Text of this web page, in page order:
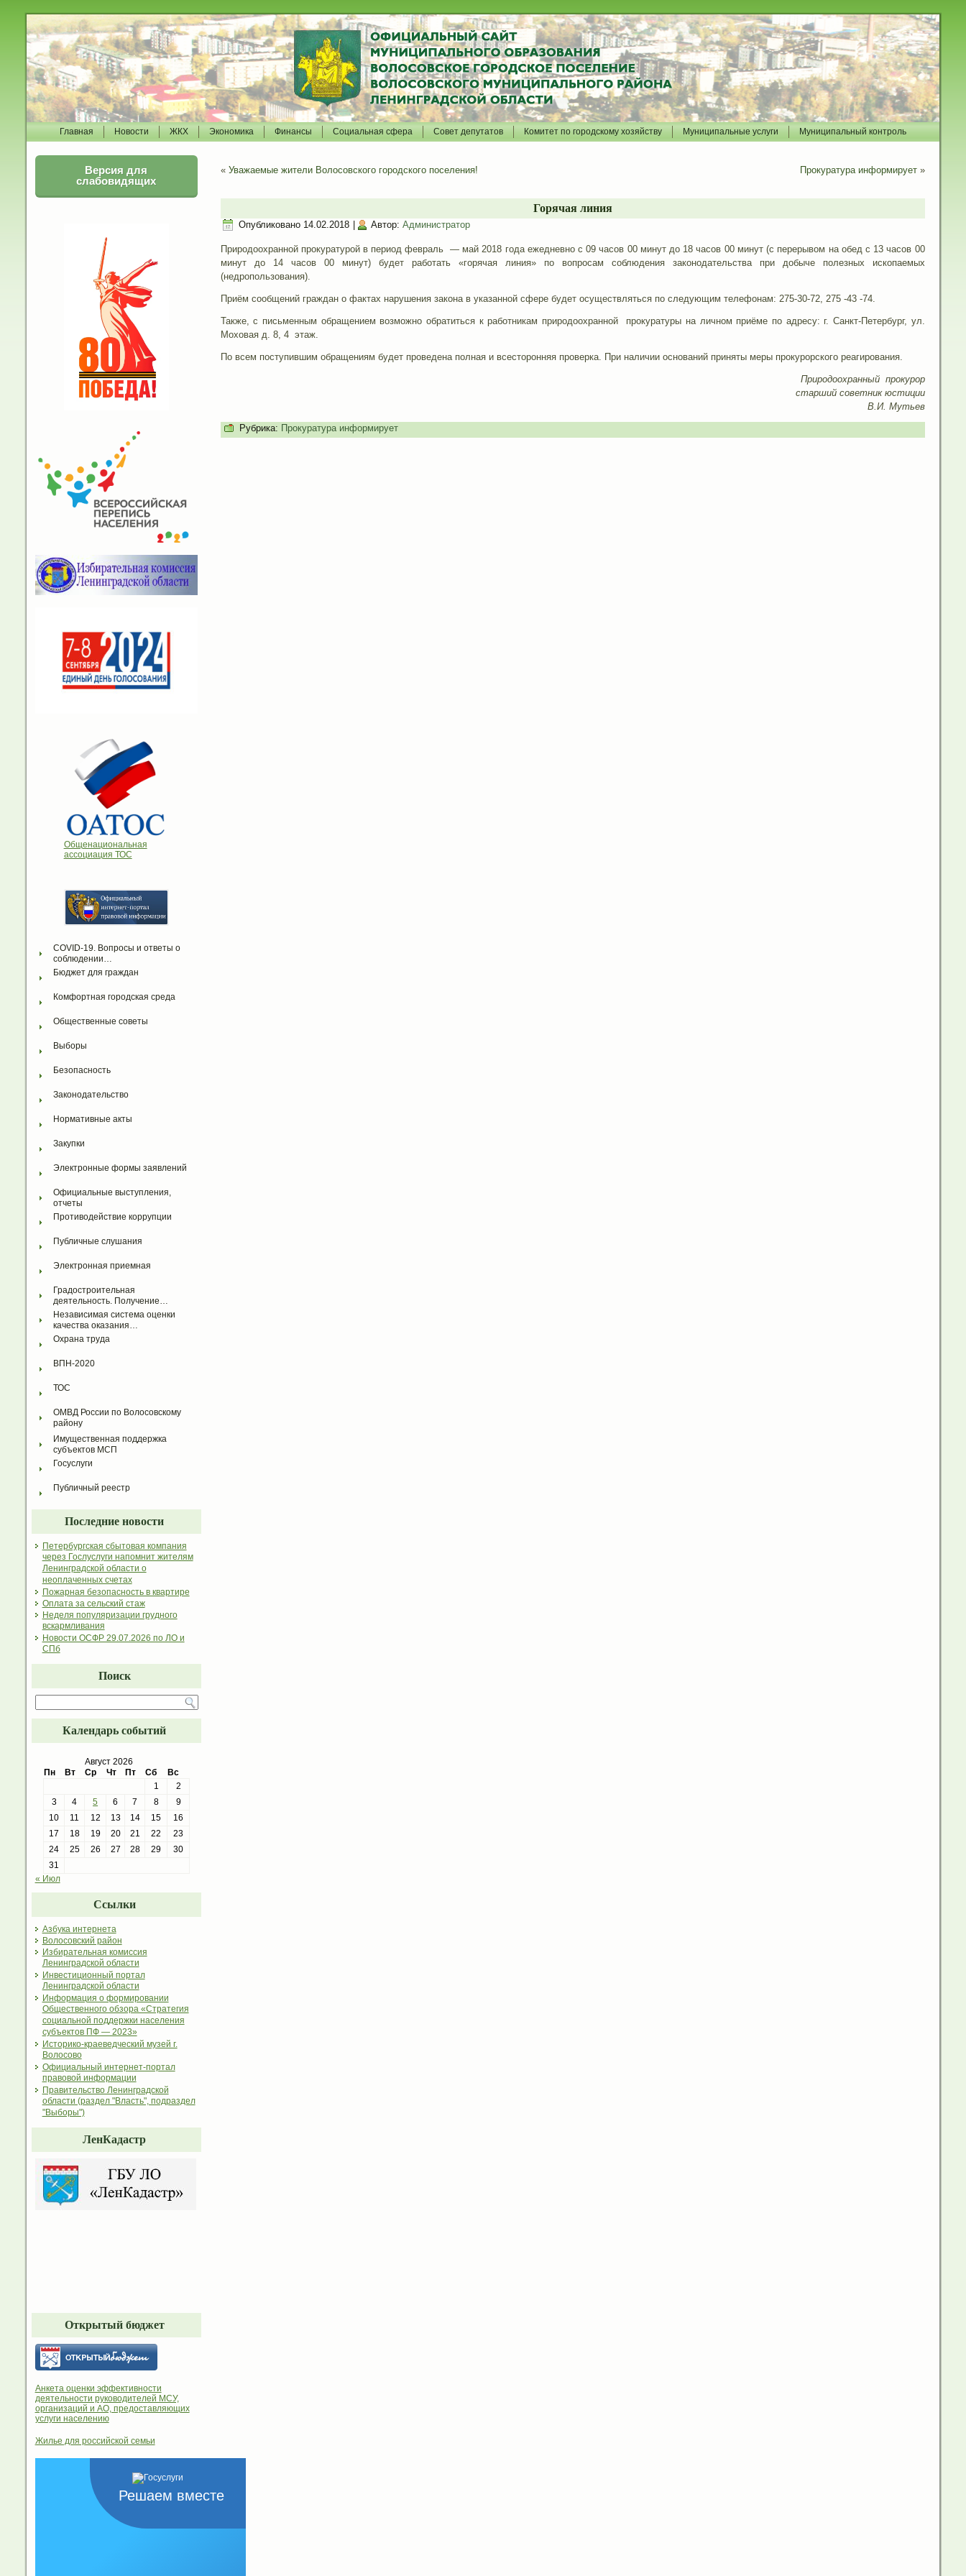
Главная Новости ЖКХ Экономика Финансы Социальная сфера Совет депутатов Комитет по городскому хозяйству Муниципальные услуги Муниципальный контроль
Версия для
слабовидящих
Общенациональная
ассоциация ТОС
COVID-19. Вопросы и ответы о
соблюдении…
Бюджет для граждан
Комфортная городская среда
Общественные советы
Выборы
Безопасность
Законодательство
Нормативные акты
Закупки
Электронные формы заявлений
Официальные выступления,
отчеты
Противодействие коррупции
Публичные слушания
Электронная приемная
Градостроительная
деятельность. Получение…
Независимая система оценки
качества оказания…
Охрана труда
ВПН-2020
ТОС
ОМВД России по Волосовскому
району
Имущественная поддержка
субъектов МСП
Госуслуги
Публичный реестр
Последние новости
Петербургская сбытовая компания
через Гослуслуги напомнит жителям
Ленинградской области о
неоплаченных счетах
Пожарная безопасность в квартире
Оплата за сельский стаж
Неделя популяризации грудного
вскармливания
Новости ОСФР 29.07.2026 по ЛО и
СПб
Поиск
Календарь событий
Август 2026
Пн
Вт Ср Чт Пт Сб
Вс
1
2
3
4 5 6 7 8
9
10
11 12 13 14 15
16
17
18 19 20 21 22
23
24
25 26 27 28 29
30
31
« Июл
Ссылки
Азбука интернета
Волосовский район
Избирательная комиссия
Ленинградской области
Инвестиционный портал
Ленинградской области
Информация о формировании
Общественного обзора «Стратегия
социальной поддержки населения
субъектов ПФ — 2023»
Историко-краеведческий музей г.
Волосово
Официальный интернет-портал
правовой информации
Правительство Ленинградской
области (раздел "Власть", подраздел
"Выборы")
ЛенКадастр
Открытый бюджет
Анкета оценки эффективности
деятельности руководителей МСУ,
организаций и АО, предоставляющих
услуги населению
Жилье для российской семьи
Решаем вместе
« Уважаемые жители Волосовского городского поселения! Прокуратура информирует»
Горячая линия
Опубликовано 14.02.2018 Автор: Администратор
Природоохранной прокуратурой в период февраль — май 2018 года ежедневно с 09 часов 00 минут до 18 часов 00 минут (с перерывом на обед с 13 часов 00
минут до 14 часов 00 минут) будет работать «горячая линия» по вопросам соблюдения законодательства при добыче полезных ископаемых
(недропользования).
Приём сообщений граждан о фактах нарушения закона в указанной сфере будет осуществляться по следующим телефонам: 275-30-72, 275 -43 -74.
Также, с письменным обращением возможно обратиться к работникам природоохранной прокуратуры на личном приёме по адресу: г. Санкт-Петербург, ул.
Моховая д. 8, 4 этаж.
По всем поступившим обращениям будет проведена полная и всесторонняя проверка. При наличии оснований приняты меры прокурорского реагирования.
Природоохранный прокурор
старший советник юстиции
В.И. Мутьев
Рубрика: Прокуратура информирует